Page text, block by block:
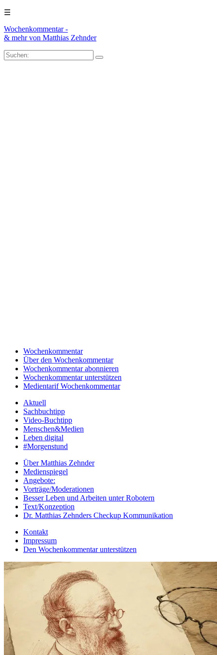
☰
Wochenkommentar -
& mehrvon Matthias Zehnder
Wochenkommentar
Über den Wochenkommentar
Wochenkommentar abonnieren
Wochenkommentar unterstützen
Medientarif Wochenkommentar
Aktuell
Sachbuchtipp
Video-Buchtipp
Menschen&Medien
Leben digital
#Morgenstund
Über Matthias Zehnder
Medienspiegel
Angebote:
Vorträge/Moderationen
Besser Leben und Arbeiten unter Robotern
Text/Konzeption
Dr. Matthias Zehnders Checkup Kommunikation
Kontakt
Impressum
Den Wochenkommentar unterstützen